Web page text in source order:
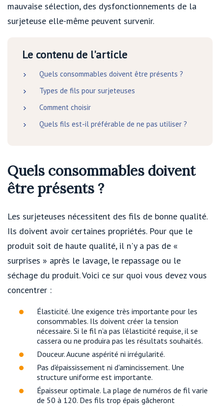
mauvaise sélection, des dysfonctionnements de la
surjeteuse elle-même peuvent survenir.
Le contenu de l'article
Quels consommables doivent être présents ?
Types de fils pour surjeteuses
Comment choisir
Quels fils est-il préférable de ne pas utiliser ?
Quels consommables doivent
être présents ?
Les surjeteuses nécessitent des fils de bonne qualité.
Ils doivent avoir certaines propriétés. Pour que le
produit soit de haute qualité, il n'y a pas de «
surprises » après le lavage, le repassage ou le
séchage du produit. Voici ce sur quoi vous devez vous
concentrer :
Élasticité. Une exigence très importante pour les
consommables. Ils doivent créer la tension
nécessaire. Si le fil n’a pas l’élasticité requise, il se
cassera ou ne produira pas les résultats souhaités.
Douceur. Aucune aspérité ni irrégularité.
Pas d'épaississement ni d'amincissement. Une
structure uniforme est importante.
Épaisseur optimale. La plage de numéros de fil varie
de 50 à 120. Des fils trop épais gâcheront